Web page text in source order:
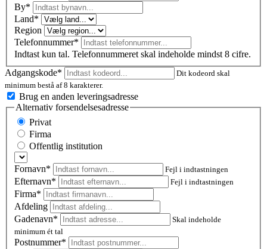
By*
Land*
Region
Telefonnummer*
Indtast kun tal. Telefonnummeret skal indeholde mindst 8 cifre.
Adgangskode*
Dit kodeord skal
minimum bestå af 8 karakterer.
Brug en anden leveringsadresse
Alternativ forsendelsesadresse
Privat
Firma
Offentlig institution
Fornavn* Fejl i indtastningen
Efternavn* Fejl i indtastningen
Firma*
Afdeling
Gadenavn*
Skal indeholde
minimum ét tal
Postnummer*